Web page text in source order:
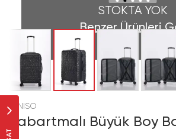
STOKTA YOK
Benzer Ürünleri
MINISO
Kabartmalı Büyük Boy